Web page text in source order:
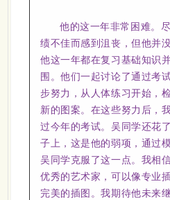
他的这一年非常困难。
绩不佳而感到沮丧，但他并
他这一年都在复习基础知识
围。他们一起讨论了通过考
步努力，从人体练习开始，
新的图案。在这些努力后，
过今年的考试。吴同学还花
子上，这是他的弱项，通过
吴同学克服了这一点。我相
优秀的艺术家，可以像专业
完美的插图。我期待他未来